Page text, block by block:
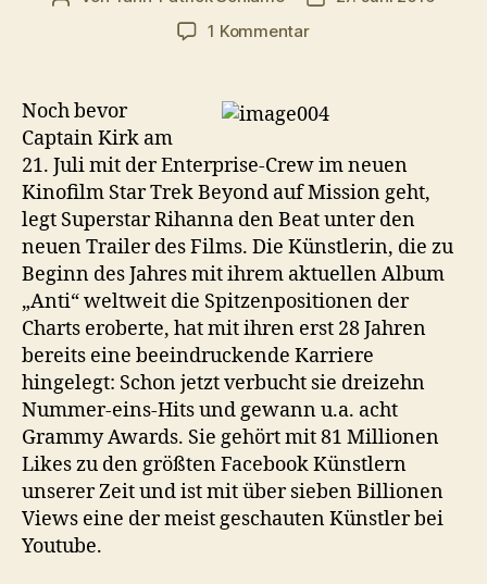
1 Kommentarzu
Beyond:
Rihanna
neuer
Trailer
Noch bevor
Captain Kirk am
21. Juli mit der Enterprise-Crew im neuen
Kinofilm Star Trek Beyond auf Mission geht,
legt Superstar Rihanna den Beat unter den
neuen Trailer des Films. Die Künstlerin, die zu
Beginn des Jahres mit ihrem aktuellen Album
„Anti“ weltweit die Spitzenpositionen der
Charts eroberte, hat mit ihren erst 28 Jahren
bereits eine beeindruckende Karriere
hingelegt: Schon jetzt verbucht sie dreizehn
Nummer-eins-Hits und gewann u.a. acht
Grammy Awards. Sie gehört mit 81 Millionen
Likes zu den größten Facebook Künstlern
unserer Zeit und ist mit über sieben Billionen
Views eine der meist geschauten Künstler bei
Youtube.